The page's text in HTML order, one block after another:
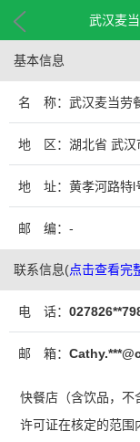
武汉麦
基本信息
名 称：武汉麦当劳
地 区：湖北省 武汉
地 址：黄孝河路特l
邮 编：-
联系信息(点击查看完
电 话：
邮 箱：
快餐店（含饮品，不
许可证在核定的范围